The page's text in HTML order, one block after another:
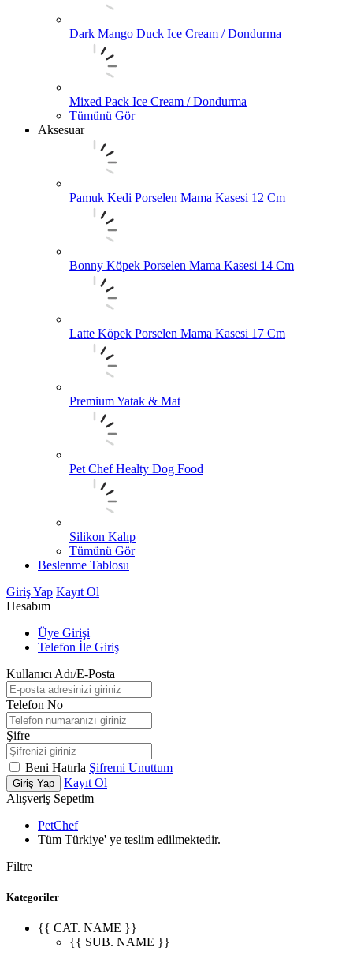
Dark Mango Duck Ice Cream / Dondurma
Mixed Pack Ice Cream / Dondurma
Tümünü Gör
Aksesuar
Pamuk Kedi Porselen Mama Kasesi 12 Cm
Bonny Köpek Porselen Mama Kasesi 14 Cm
Latte Köpek Porselen Mama Kasesi 17 Cm
Premium Yatak & Mat
Pet Chef Healty Dog Food
Silikon Kalıp
Tümünü Gör
Beslenme Tablosu
Giriş Yap Kayıt Ol
Hesabım
Üye Girişi
Telefon İle Giriş
Kullanıcı Adı/E-Posta
Telefon No
Şifre
Beni Hatırla Şifremi Unuttum
Giriş Yap
Kayıt Ol
Alışveriş Sepetim
PetChef
Tüm Türkiye' ye teslim edilmektedir.
Filtre
Kategoriler
{{ CAT. NAME }}
{{ SUB. NAME }}